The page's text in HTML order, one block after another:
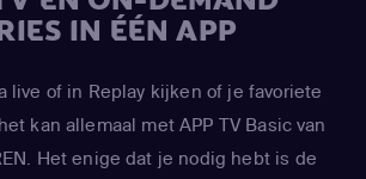
Brooks(Interviewer)
IN ÉÉN APP
live of in Replay kijken of je favoriete
kan allemaal met APP TV Basic van
Het enige dat je nodig hebt is de